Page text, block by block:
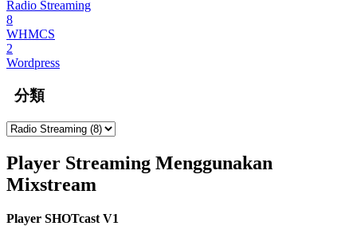
Radio Streaming
8
WHMCS
2
Wordpress
分類
Player Streaming Menggunakan
Mixstream
Player SHOTcast V1